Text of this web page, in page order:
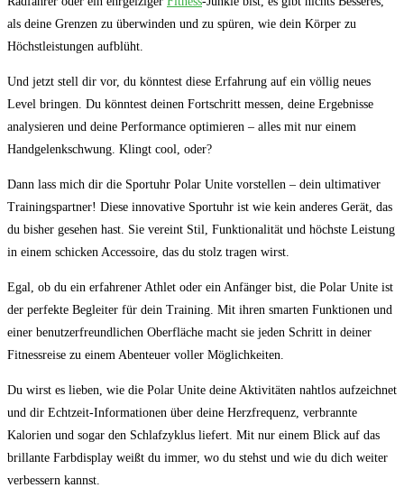
als deine Grenzen zu überwinden und zu‌ spüren, wie dein Körper zu
Höchstleistungen aufblüht.
Und jetzt stell dir vor, du könntest diese Erfahrung auf ein völlig neues‌
Level bringen. Du könntest deinen Fortschritt messen,⁣ deine Ergebnisse
analysieren‌ und deine ‌Performance⁣ optimieren – alles mit nur einem
Handgelenkschwung. Klingt cool, oder?
Dann ⁤lass mich dir die Sportuhr Polar Unite vorstellen – dein ultimativer
Trainingspartner! Diese innovative Sportuhr ist wie kein anderes Gerät, das
du bisher gesehen hast. Sie vereint Stil, Funktionalität und höchste⁢ Leistung
in einem schicken Accessoire, das du stolz tragen wirst.
Egal, ob du ein erfahrener‌ Athlet oder⁣ ein Anfänger bist, ⁤die Polar ‍Unite ist
der perfekte Begleiter für dein Training. Mit ihren smarten Funktionen und
einer benutzerfreundlichen Oberfläche macht sie jeden Schritt in deiner
⁣Fitnessreise zu einem Abenteuer voller Möglichkeiten.
Du wirst es lieben, wie die Polar⁤ Unite deine Aktivitäten nahtlos aufzeichnet
und dir⁢ Echtzeit-Informationen über deine Herzfrequenz, verbrannte
Kalorien und sogar den Schlafzyklus⁣ liefert. Mit nur einem Blick auf das
brillante Farbdisplay ​weißt du immer, wo du stehst und wie du dich weiter
verbessern kannst.